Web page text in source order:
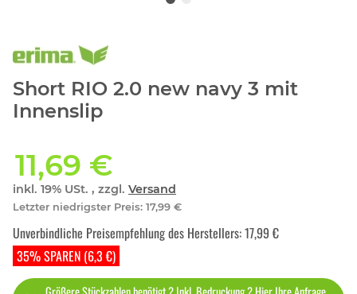
Short RIO 2.0 new navy 3 mit
Innenslip
11,69 €
inkl. 19% USt. , zzgl. Versand
Letzter niedrigster Preis: 17,99 €
35% SPAREN (6,3 €)
Unverbindliche Preisempfehlung des Herstellers:17,99 €